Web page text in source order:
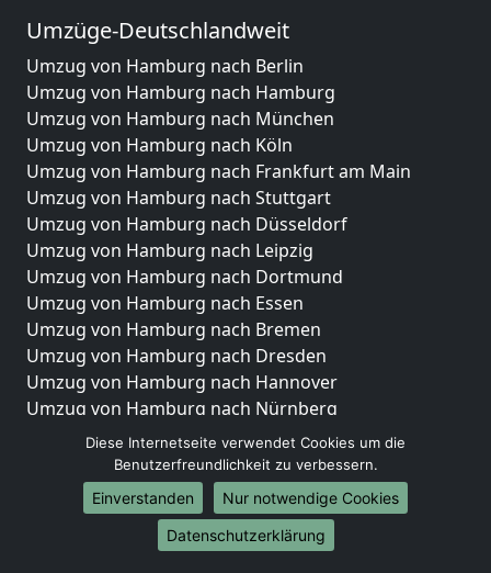
Umzüge-Deutschlandweit
Umzug von Hamburg nach Berlin
Umzug von Hamburg nach Hamburg
Umzug von Hamburg nach München
Umzug von Hamburg nach Köln
Umzug von Hamburg nach Frankfurt am Main
Umzug von Hamburg nach Stuttgart
Umzug von Hamburg nach Düsseldorf
Umzug von Hamburg nach Leipzig
Umzug von Hamburg nach Dortmund
Umzug von Hamburg nach Essen
Umzug von Hamburg nach Bremen
Umzug von Hamburg nach Dresden
Umzug von Hamburg nach Hannover
Umzug von Hamburg nach Nürnberg
Umzug von Hamburg nach Duisburg
Umzug von Hamburg nach Bochum
Umzug von Hamburg nach Wuppertal
Umzug von Hamburg nach Bielefeld
Umzug von Hamburg nach Bonn
Diese Internetseite verwendet Cookies um die
Benutzerfreundlichkeit zu verbessern.
Einverstanden
Nur notwendige Cookies
Datenschutzerklärung